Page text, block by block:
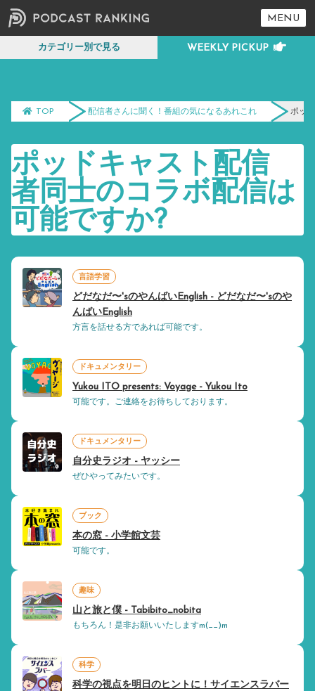
カテゴリー別で見る
MENU
TOP 配信者さんに聞く！番組の気になるあれこれ ポッ
ポッドキャスト配信
者同士のコラボ配信は
可能ですか?
言語学習
どだなだ〜'sのやんばいEnglish - どだなだ〜'sのや
んばいEnglish
方言を話せる方であれば可能です。
ドキュメンタリー
Yukou ITO presents: Voyage - Yukou Ito
可能です。ご連絡をお待ちしております。
ドキュメンタリー
自分史ラジオ - ヤッシー
ぜひやってみたいです。
ブック
本の窓 - 小学館文芸
可能です。
趣味
山と旅と僕 - Tabibito_nobita
もちろん！是非お願いいたしますm(__)m
科学
科学の視点を明日のヒントに！サイエンスラバー